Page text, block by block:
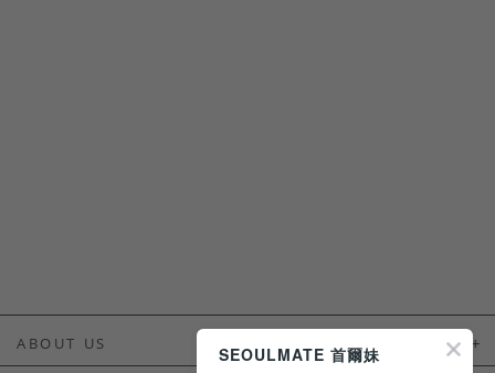
ABOUT US
SEOULMATE 首爾妹